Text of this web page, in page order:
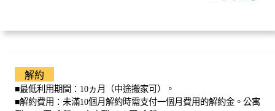
解約
■最低利用期間：10ヵ月（中途搬家可）。
■解約費用：未滿10個月解約時需支付一個月費用的解約金。公寓